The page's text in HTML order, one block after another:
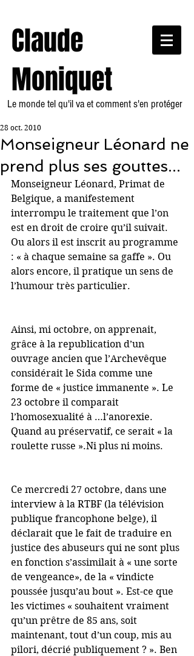
Claude
Moniquet
Le monde tel qu'il va et comment s'en protéger
Monseigneur Léonard ne
prend plus ses gouttes...
28 oct. 2010
Monseigneur Léonard, Primat de
Belgique, a manifestement
interrompu le traitement que l’on
est en droit de croire qu’il suivait.
Ou alors il est inscrit au programme
: « à chaque semaine sa gaffe ». Ou
alors encore, il pratique un sens de
l’humour très particulier.
Ainsi, mi octobre, on apprenait,
grâce à la republication d’un
ouvrage ancien que l’Archevêque
considérait le Sida comme une
forme de « justice immanente ». Le
23 octobre il comparait
l’homosexualité à …l’anorexie.
Quand au préservatif, ce serait « la
roulette russe ».Ni plus ni moins.
Ce mercredi 27 octobre, dans une
interview à la RTBF (la télévision
publique francophone belge), il
déclarait que le fait de traduire en
justice des abuseurs qui ne sont plus
en fonction s’assimilait à « une sorte
de vengeance», de la « vindicte
poussée jusqu’au bout ». Est-ce que
les victimes « souhaitent vraiment
qu’un prêtre de 85 ans, soit
maintenant, tout d’un coup, mis au
pilori, décrié publiquement ? ». Ben